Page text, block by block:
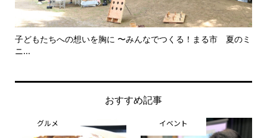
子どもたちへの想いを胸に 〜みんなでつくる！まる市 夏のミ
ニ...
おすすめ記事
グルメ イベント